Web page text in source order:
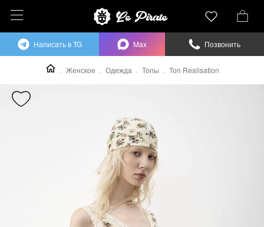
Женское Одежда Топы Топ Realisation
Написать в TG Max Позвонить